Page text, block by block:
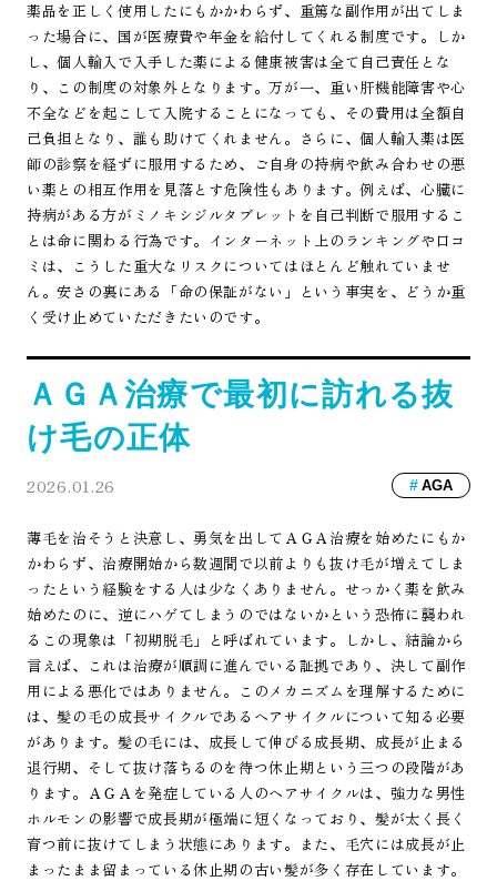
薬品を正しく使用したにもかかわらず、重篤な副作用が出てしま
った場合に、国が医療費や年金を給付してくれる制度です。しか
し、個人輸入で入手した薬による健康被害は全て自己責任とな
り、この制度の対象外となります。万が一、重い肝機能障害や心
不全などを起こして入院することになっても、その費用は全額自
己負担となり、誰も助けてくれません。さらに、個人輸入薬は医
師の診察を経ずに服用するため、ご自身の持病や飲み合わせの悪
い薬との相互作用を見落とす危険性もあります。例えば、心臓に
持病がある方がミノキシジルタブレットを自己判断で服用するこ
とは命に関わる行為です。インターネット上のランキングや口コ
ミは、こうした重大なリスクについてはほとんど触れていませ
ん。安さの裏にある「命の保証がない」という事実を、どうか重
く受け止めていただきたいのです。
ＡＧＡ治療で最初に訪れる抜
け毛の正体
2026.01.26 AGA
薄毛を治そうと決意し、勇気を出してＡＧＡ治療を始めたにもか
かわらず、治療開始から数週間で以前よりも抜け毛が増えてしま
ったという経験をする人は少なくありません。せっかく薬を飲み
始めたのに、逆にハゲてしまうのではないかという恐怖に襲われ
るこの現象は「初期脱毛」と呼ばれています。しかし、結論から
言えば、これは治療が順調に進んでいる証拠であり、決して副作
用による悪化ではありません。このメカニズムを理解するために
は、髪の毛の成長サイクルであるヘアサイクルについて知る必要
があります。髪の毛には、成長して伸びる成長期、成長が止まる
退行期、そして抜け落ちるのを待つ休止期という三つの段階があ
ります。ＡＧＡを発症している人のヘアサイクルは、強力な男性
ホルモンの影響で成長期が極端に短くなっており、髪が太く長く
育つ前に抜けてしまう状態にあります。また、毛穴には成長が止
まったまま留まっている休止期の古い髪が多く存在しています。